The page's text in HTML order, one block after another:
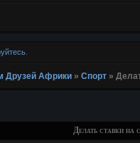
.
Друзей Африки »Спорт »
Делать ставки на